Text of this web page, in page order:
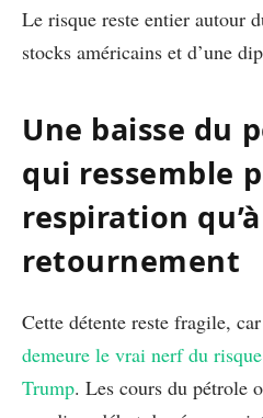
Le risque reste entier autour
stocks américains et d’une
Une baisse du
qui ressemble
respiration
retournement
Cette détente reste fragile, car
demeure le vrai nerf du
Trump. Les cours du pétrole